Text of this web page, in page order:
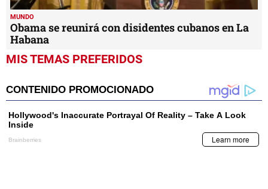
MUNDO
Obama se reunirá con disidentes cubanos en La
Habana
MIS TEMAS PREFERIDOS